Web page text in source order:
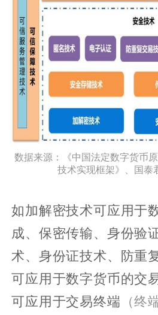
数据来源：《中国法定数字货币
技术实现框架》、国泰
如加解密技术可应用于
成、保密传输、身份验
术、身份证技术、防重
可应用于数字货币的交
可应用于交易终端 （终